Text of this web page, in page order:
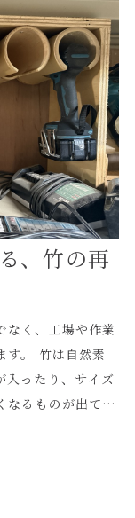
のため、実際の
めて、少しずつ
な材料では表現
の自然な曲がり
ます。 ◼️店舗
店舗の天井部分
井は、壁面や床
間全体の印象を大
曲線を取り入れ
らかな動きを感じ
度を少しずつ変
のある天井意匠
に見せるか、どの
徴を活かした納
空間づくりが可能
やかな素材とい
のは簡単ではあ
、竹の再
なく、工場や作業
す。 竹は自然素
入ったり、サイズ
なるものが出てき
、ちょっとした